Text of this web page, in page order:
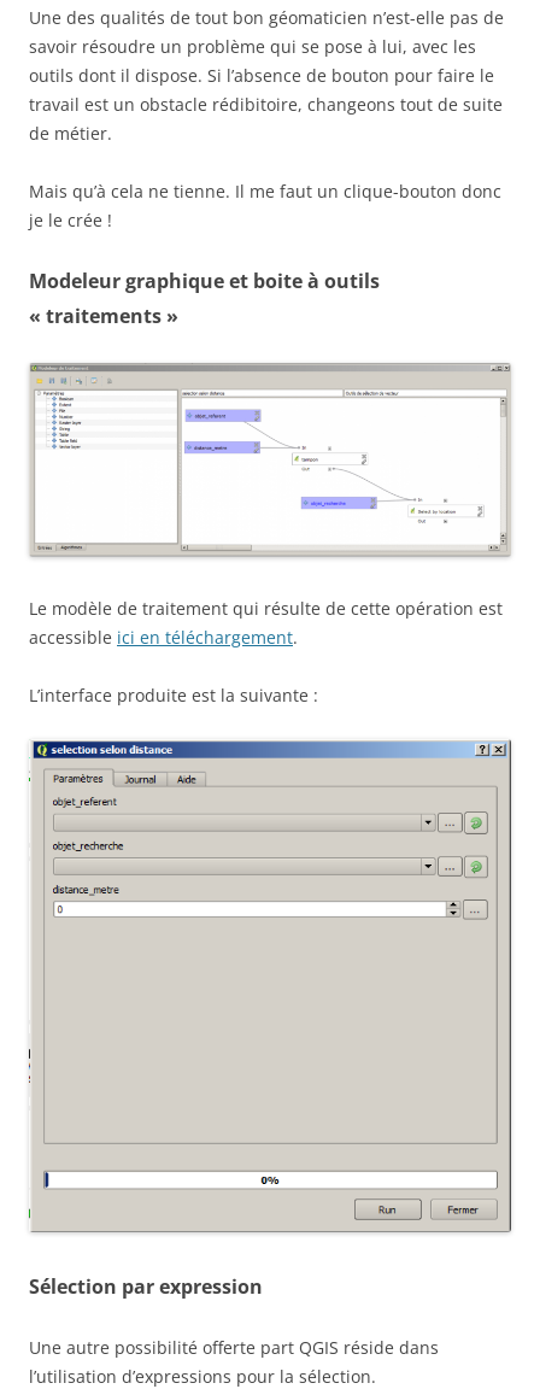
Une des qualités de tout bon géomaticien n’est-elle pas de
savoir résoudre un problème qui se pose à lui, avec les
outils dont il dispose. Si l’absence de bouton pour faire le
travail est un obstacle rédibitoire, changeons tout de suite
de métier.
Mais qu’à cela ne tienne. Il me faut un clique-bouton donc
je le crée !
Modeleur graphique et boite à outils
« traitements »
Le modèle de traitement qui résulte de cette opération est
accessible ici en téléchargement.
L’interface produite est la suivante :
Sélection par expression
Une autre possibilité offerte part QGIS réside dans
l’utilisation d’expressions pour la sélection.